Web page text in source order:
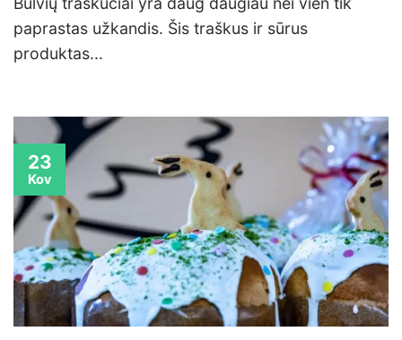
paprastas užkandis. Šis traškus ir sūrus
produktas...
23
Kov